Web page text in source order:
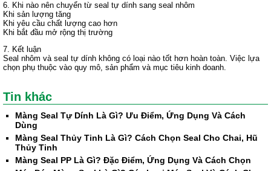
6. Khi nào nên chuyển từ seal tự dính sang seal nhôm
Khi sản lượng tăng
Khi yêu cầu chất lượng cao hơn
Khi bắt đầu mở rộng thị trường
7. Kết luận
Seal nhôm và seal tự dính không có loại nào tốt hơn hoàn toàn. Việc lựa
chọn phụ thuộc vào quy mô, sản phẩm và mục tiêu kinh doanh.
Tin khác
Màng Seal Tự Dính Là Gì? Ưu Điểm, Ứng Dụng Và Cách
Dùng
Màng Seal Thủy Tinh Là Gì? Cách Chọn Seal Cho Chai, Hũ
Thủy Tinh
Màng Seal PP Là Gì? Đặc Điểm, Ứng Dụng Và Cách Chọn